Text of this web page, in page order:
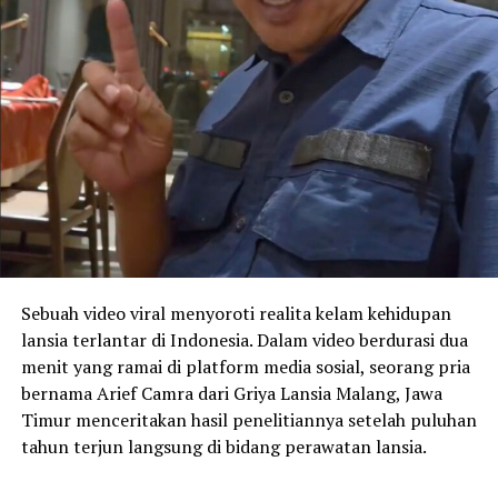
Sebuah video viral menyoroti realita kelam kehidupan
lansia terlantar di Indonesia. Dalam video berdurasi dua
menit yang ramai di platform media sosial, seorang pria
bernama Arief Camra dari Griya Lansia Malang, Jawa
Timur menceritakan hasil penelitiannya setelah puluhan
tahun terjun langsung di bidang perawatan lansia.